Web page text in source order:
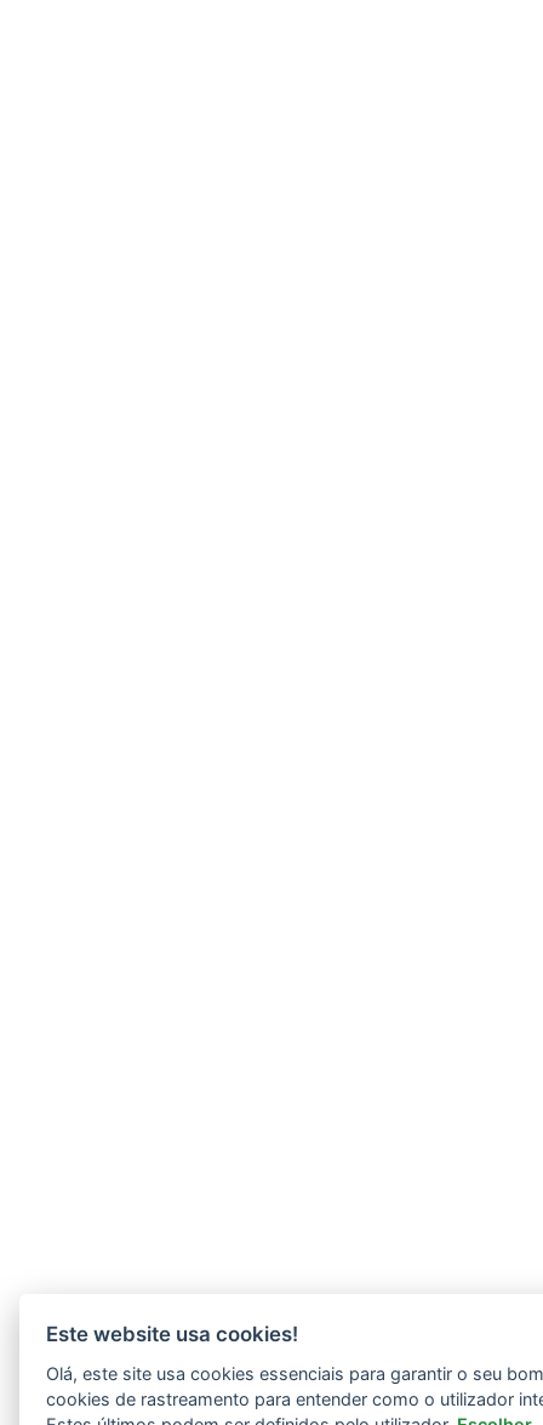
Este website usa cookies!
Olá, este site usa cookies essenciais para garantir o seu
cookies de rastreamento para entender como o utilizador